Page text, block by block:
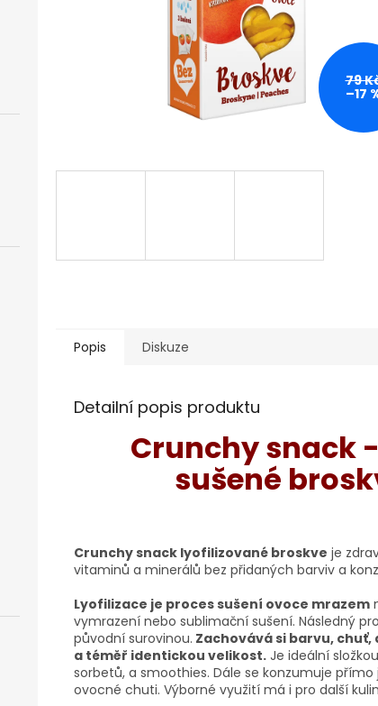
79
–17
Popis Diskuze
Detailní popis produktu
Crunchy snack
sušené
Crunchy snack lyofilizované broskve je
vitaminů a minerálů bez přidaných barviv a
Lyofilizace je proces sušení ovoce mrazem
vymrazení nebo sublimační sušení. Následný
původní surovinou. Zachovává si barvu,
a téměř identickou velikost. Je ideální
sorbetů, a smoothies. Dále se konzumuje
ovocné chuti. Výborné využití má i pro další